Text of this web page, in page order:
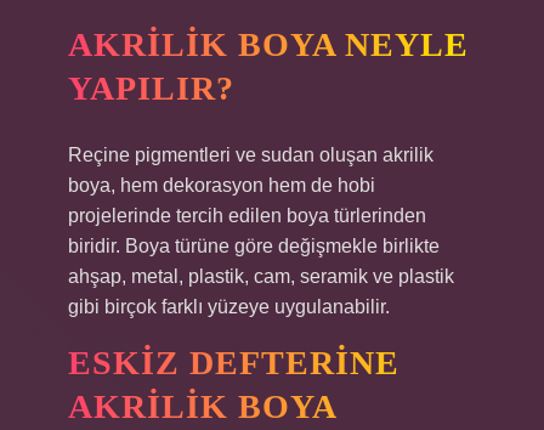
AKRILIK BOYA NEYLE
YAPILIR?
Reçine pigmentleri ve sudan oluşan akrilik
boya, hem dekorasyon hem de hobi
projelerinde tercih edilen boya türlerinden
biridir. Boya türüne göre değişmekle birlikte
ahşap, metal, plastik, cam, seramik ve plastik
gibi birçok farklı yüzeye uygulanabilir.
ESKIZ DEFTERINE
AKRILIK BOYA